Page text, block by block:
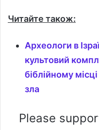
Читайте також:
Археологи в
культовий
біблійному
зла
Please